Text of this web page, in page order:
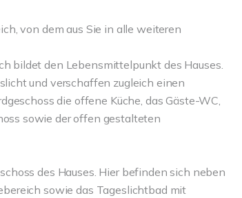
von dem aus Sie in alle weiteren
bildet den Lebensmittelpunkt des Hauses.
und verschaffen zugleich einen
die offene Küche, das Gäste-WC,
sowie der offen gestalteten
des Hauses. Hier befinden sich neben
sowie das Tageslichtbad mit